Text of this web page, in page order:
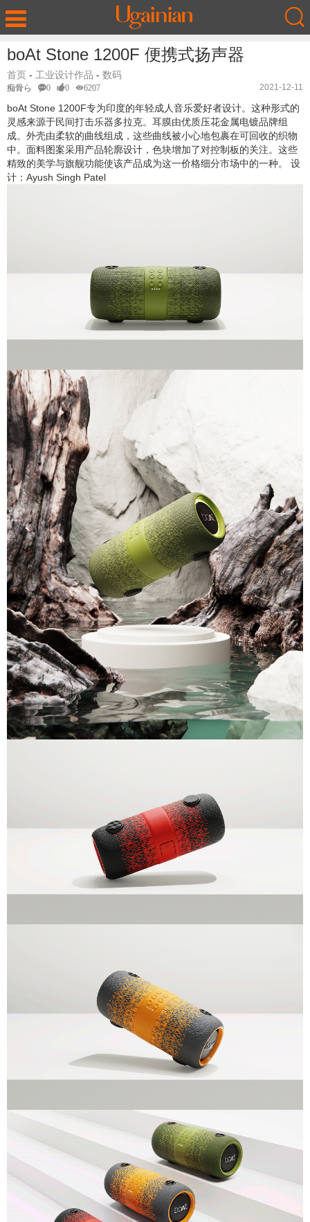
boAt Stone 1200F 便携式扬声器
首页 - 工业设计作品 - 数码
痴骨ら 0 0 6207 2021-12-11
boAt Stone 1200F专为印度的年轻成人音乐爱好者设计。这种形式的
灵感来源于民间打击乐器多拉克。耳膜由优质压花金属电镀品牌组
成。外壳由柔软的曲线组成，这些曲线被小心地包裹在可回收的织物
中。面料图案采用产品轮廓设计，色块增加了对控制板的关注。这些
精致的美学与旗舰功能使该产品成为这一价格细分市场中的一种。 设
计：Ayush Singh Patel